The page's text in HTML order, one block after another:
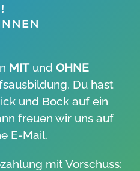
MITund OHNE
Du hast
und Bock auf ein
freuen wir uns auf
E-Mail.
mit Vorschuss: